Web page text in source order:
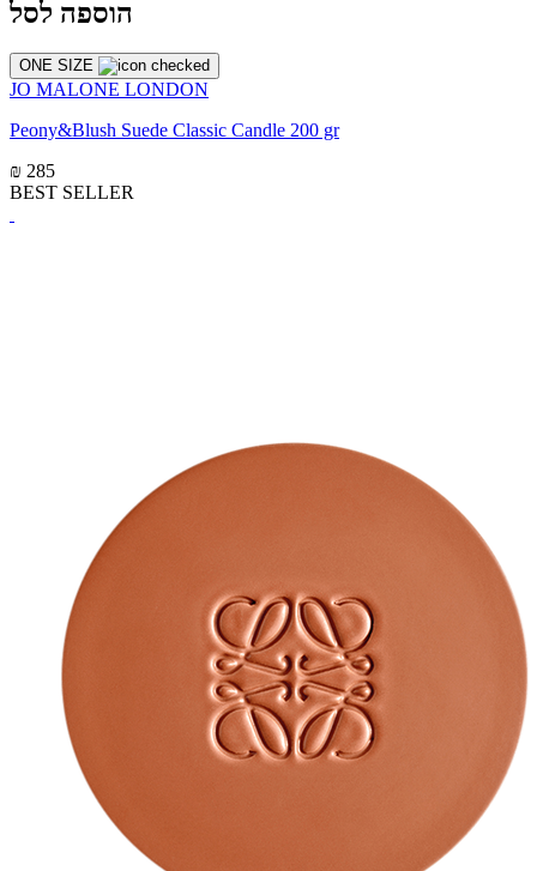
הוספה לסל
ONE SIZE
JO MALONE LONDON
Peony&Blush Suede Classic Candle 200 gr
₪ 285
BEST SELLER